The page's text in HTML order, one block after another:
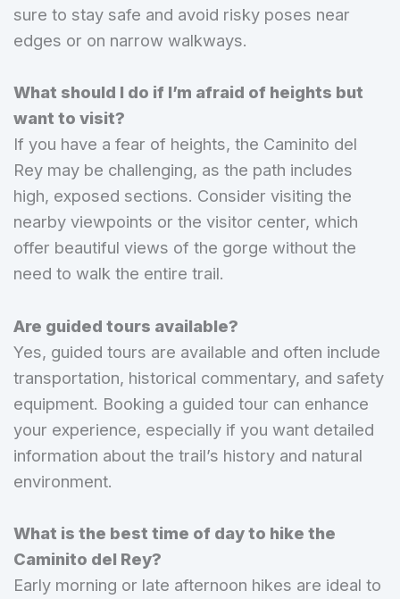
sure to stay safe and avoid risky poses near
edges or on narrow walkways.
What should I do if I’m afraid of heights but
want to visit?
If you have a fear of heights, the Caminito del
Rey may be challenging, as the path includes
high, exposed sections. Consider visiting the
nearby viewpoints or the visitor center, which
offer beautiful views of the gorge without the
need to walk the entire trail.
Are guided tours available?
Yes, guided tours are available and often include
transportation, historical commentary, and safety
equipment. Booking a guided tour can enhance
your experience, especially if you want detailed
information about the trail’s history and natural
environment.
What is the best time of day to hike the
Caminito del Rey?
Early morning or late afternoon hikes are ideal to